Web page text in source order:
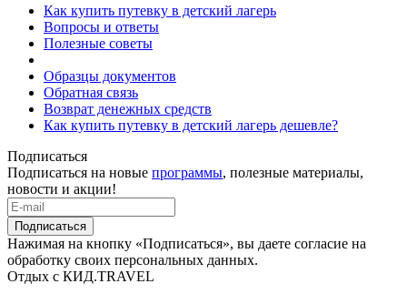
Как купить путевку в детский лагерь
Вопросы и ответы
Полезные советы
Образцы документов
Обратная связь
Возврат денежных средств
Как купить путевку в детский лагерь дешевле?
Подписаться
Подписаться на новые программы, полезные материалы,
новости и акции!
Подписаться
Нажимая на кнопку «Подписаться», вы даете согласие на
обработку своих персональных данных.
Отдых с КИД.TRAVEL